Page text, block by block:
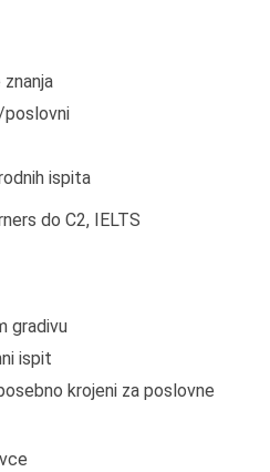
poslovni
ispita
do C2, IELTS
gradivu
ispit
krojeni za poslovne